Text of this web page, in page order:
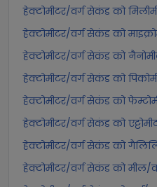
हेक्टोमीटर/वर्ग सेकंड को
हेक्टोमीटर/वर्ग सेकंड को
हेक्टोमीटर/वर्ग सेकंड को
हेक्टोमीटर/वर्ग सेकंड को
हेक्टोमीटर/वर्ग सेकंड को
हेक्टोमीटर/वर्ग सेकंड को
हेक्टोमीटर/वर्ग सेकंड को
हेक्टोमीटर/वर्ग सेकंड को